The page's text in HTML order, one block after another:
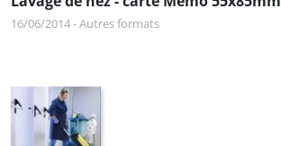
16/06/2014-Autres formats